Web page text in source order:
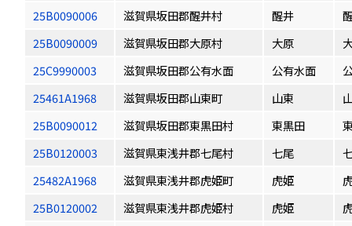
25B0090006
滋賀県坂田郡醒井村 醒井
25B0090009
滋賀県坂田郡大原村 大原
25C9990003
滋賀県坂田郡公有水面 公有水面
25461A1968
滋賀県坂田郡山東町 山東
25B0090012
滋賀県坂田郡東黒田村 東黒田
25B0120003
滋賀県東浅井郡七尾村 七尾
25482A1968
滋賀県東浅井郡虎姫町 虎姫
25B0120002
滋賀県東浅井郡虎姫村 虎姫